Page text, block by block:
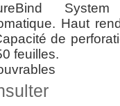
Haut
de
feuilles.